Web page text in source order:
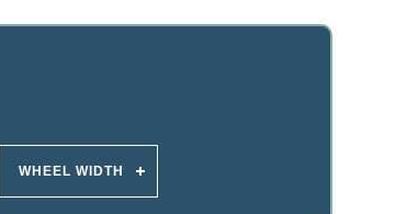
WHEEL WIDTH